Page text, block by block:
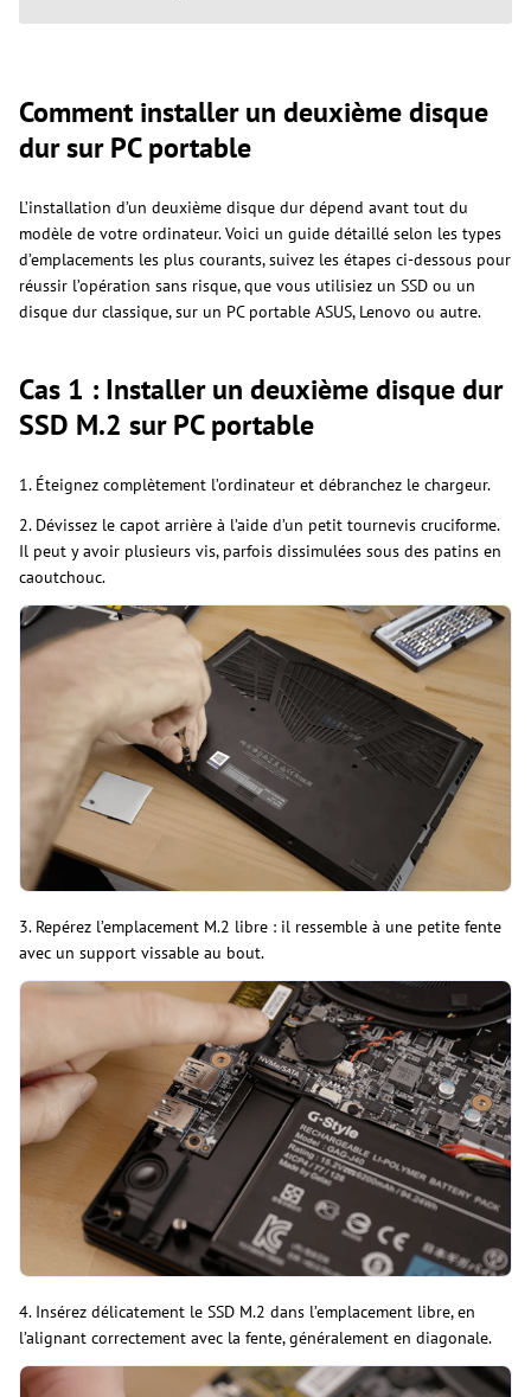
Comment installer un deuxième disque
dur sur PC portable
L’installation d’un deuxième disque dur dépend avant tout du
modèle de votre ordinateur. Voici un guide détaillé selon les types
d’emplacements les plus courants, suivez les étapes ci-dessous pour
réussir l’opération sans risque, que vous utilisiez un SSD ou un
disque dur classique, sur un PC portable ASUS, Lenovo ou autre.
Cas 1 : Installer un deuxième disque dur
SSD M.2 sur PC portable
1. Éteignez complètement l’ordinateur et débranchez le chargeur.
2. Dévissez le capot arrière à l’aide d’un petit tournevis cruciforme.
Il peut y avoir plusieurs vis, parfois dissimulées sous des patins en
caoutchouc.
3. Repérez l’emplacement M.2 libre : il ressemble à une petite fente
avec un support vissable au bout.
4. Insérez délicatement le SSD M.2 dans l’emplacement libre, en
l’alignant correctement avec la fente, généralement en diagonale.